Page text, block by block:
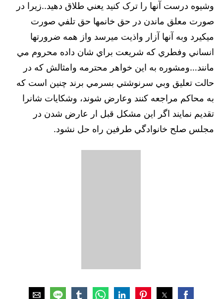
وشيوه درست آنها را ترک كنيد يعني طلاق دهيد..زيرا در
صورت معلق ماندن در حق خانمها حق تلفي صورت
ميكيرد وبه آنها آزار واذيت ميرسد واز همه ضرورتها
انساني وفطري كه شريعت براي شان داده محروم مي
مانند…ومشوره به اين خواهر محترمه وامثالش كه در
حالت تعليق وبي سرنوشتي بسرمي برند چنین است که
به محاكم مراجعه كنند وعارض شوند، وشكايات شانرا
تقديم نمايند اگر این مشکل قبل ار عارض شدن در
مجلس صلح خانوادگي طرفين راه حل نشود.